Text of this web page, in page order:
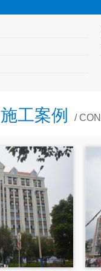
施工案例 /